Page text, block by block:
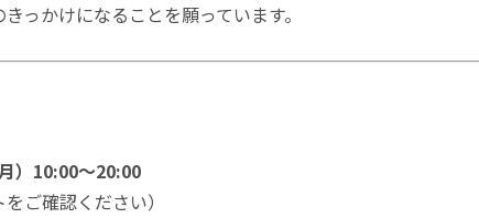
っかけになることを願っています。
）10:00〜20:00
ご確認ください）